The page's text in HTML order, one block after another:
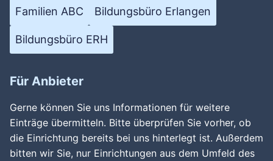
Familien ABC Bildungsbüro Erlangen
Bildungsbüro ERH
Für Anbieter
Gerne können Sie uns Informationen für weitere
Einträge übermitteln. Bitte überprüfen Sie vorher, ob
die Einrichtung bereits bei uns hinterlegt ist. Außerdem
bitten wir Sie, nur Einrichtungen aus dem Umfeld des